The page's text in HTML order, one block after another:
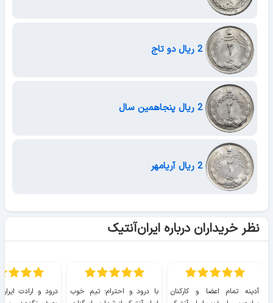
2 ریال دو تاج
2 ریال پنجاهمین سال
2 ریال آریامهر
نظر خریداران درباره ایران‌آنتیک
آدینه تمام اعضا و کارکنان
با درود و احترام؛ تیم خوب
درود و ارادت